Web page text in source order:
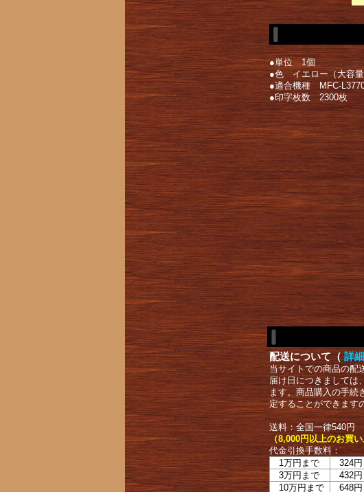
●単位 1個
●色 イエロー（大容量
●適合機種 MFC-
●印字枚数 2300枚
配送について（ 詳細
当サイトでの商品の配
届け日につきましては
ます。商品購入の手続
定することができます
送料：全国一律540円
（8,000円以上のお買
代金引換手数料：
1万円まで
324円
3万円まで
432円
10万円まで
648円